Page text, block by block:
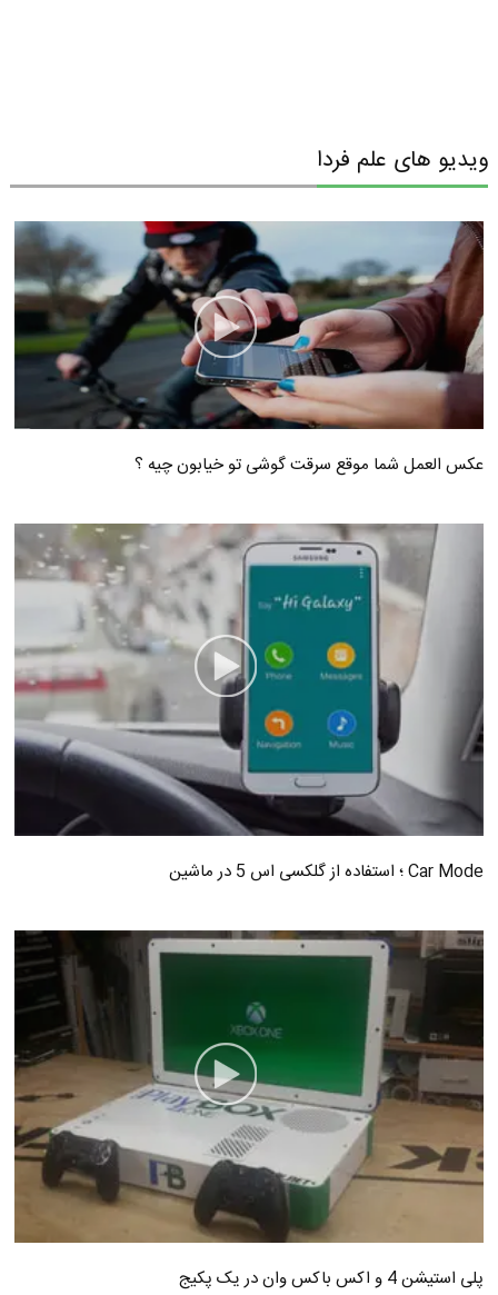
ویدیو های علم فردا
عکس العمل شما موقع سرقت گوشی تو خیابون چیه ؟
Car Mode ؛ استفاده از گلکسی اس 5 در ماشین
پلی استیشن 4 و اکس باکس وان در یک پکیج